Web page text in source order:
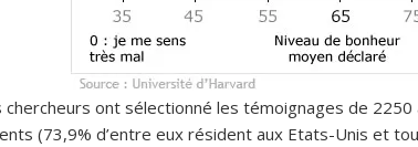
chercheurs ont sélectionné les témoignages de
(73,9% d’entre eux résident aux Etats-Unis et